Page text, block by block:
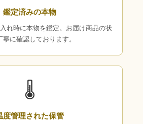
鑑定済みの本物
れ時に本物を鑑定。お届け商品の状
寧に確認しております。
🌡
度管理された保管